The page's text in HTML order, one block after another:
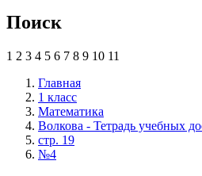
Поиск
1 2 3 4 5 6 7 8 9 10 11
Главная
1 класс
Математика
Волкова - Тетрадь учебных
стр. 19
№4